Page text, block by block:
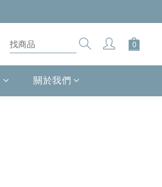
關於我們